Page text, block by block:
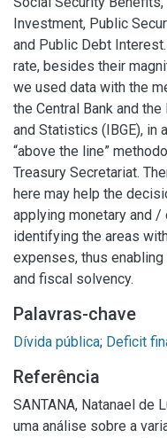
Investment, Public
and Public Debt
rate, besides their
we used data with the
the Central Bank and
and Statistics (IBGE), in
“above the line”
Treasury Secretariat.
here may help the
applying monetary and
identifying the areas
expenses, thus
and fiscal solvency.
Palavras-chave
Dívida pública; Deficit
Referência
SANTANA, Natanael de
uma análise sobre a